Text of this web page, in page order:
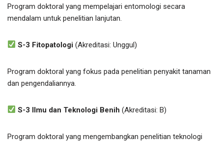
Program doktoral yang mempelajari entomologi secara
mendalam untuk penelitian lanjutan.
S-3 Fitopatologi (Akreditasi: Unggul)
Program doktoral yang fokus pada penelitian penyakit tanaman
dan pengendaliannya.
S-3 Ilmu dan Teknologi Benih (Akreditasi: B)
Program doktoral yang mengembangkan penelitian teknologi